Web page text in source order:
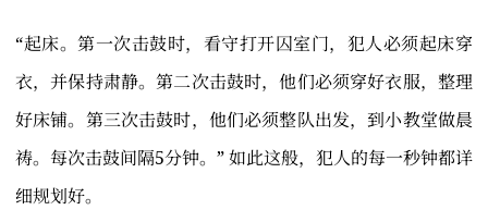
“起床。第一次击鼓时，看守打开囚室门，犯人必须起床穿
衣，并保持肃静。第二次击鼓时，他们必须穿好衣服，整理
好床铺。第三次击鼓时，他们必须整队出发，到小教堂做晨
祷。每次击鼓间隔5分钟。” 如此这般，犯人的每一秒钟都详
细规划好。